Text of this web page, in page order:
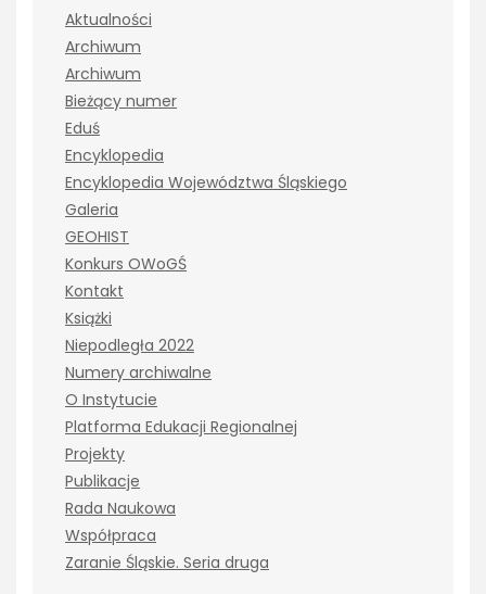
Aktualności
Archiwum
Archiwum
Bieżący numer
Eduś
Encyklopedia
Encyklopedia Województwa Śląskiego
Galeria
GEOHIST
Konkurs OWoGŚ
Kontakt
Książki
Niepodległa 2022
Numery archiwalne
O Instytucie
Platforma Edukacji Regionalnej
Projekty
Publikacje
Rada Naukowa
Współpraca
Zaranie Śląskie. Seria druga